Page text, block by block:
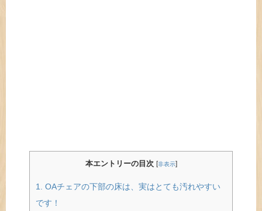
本エントリーの目次 [非表示]
1. OAチェアの下部の床は、実はとても汚れやすい
です！